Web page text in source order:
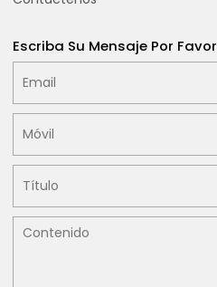
Escriba Su Mensaje Por Favor